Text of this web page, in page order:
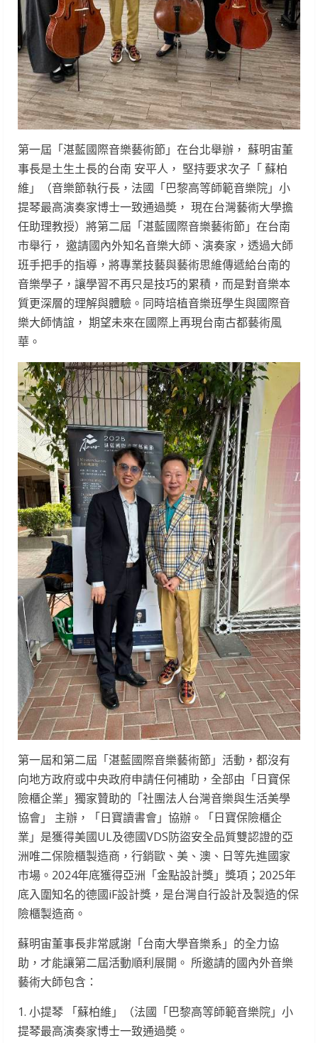
第一屆「湛藍國際音樂藝術節」在台北舉辦， 蘇明宙董
事長是土生土長的台南 安平人， 堅持要求次子「 蘇柏
維」（音樂節執行長，法國「巴黎高等師範音樂院」小
提琴最高演奏家博士一致通過奬， 現在台灣藝術大學擔
任助理教授）將第二屆「湛藍國際音樂藝術節」在台南
市舉行， 邀請國內外知名音樂大師、演奏家，透過大師
班手把手的指導，將專業技藝與藝術思維傳遞給台南的
音樂學子，讓學習不再只是技巧的累積，而是對音樂本
質更深層的理解與體驗。同時培植音樂班學生與國際音
樂大師情誼， 期望未來在國際上再現台南古都藝術風
華。
第一屆和第二屆「湛藍國際音樂藝術節」活動，都沒有
向地方政府或中央政府申請任何補助，全部由「日寶保
險櫃企業」獨家贊助的「社團法人台灣音樂與生活美學
協會」 主辦，「日寶讀書會」協辦。「日寶保險櫃企
業」是獲得美國UL及德國VDS防盜安全品質雙認證的亞
洲唯二保險櫃製造商，行銷歐、美、澳、日等先進國家
市場。2024年底獲得亞洲「金點設計獎」獎項；2025年
底入圍知名的德國iF設計獎，是台灣自行設計及製造的保
險櫃製造商。
蘇明宙董事長非常感謝「台南大學音樂系」的全力協
助，才能讓第二屆活動順利展開。 所邀請的國內外音樂
藝術大師包含：
1. 小提琴 「蘇柏維」（法國「巴黎高等師範音樂院」小
提琴最高演奏家博士一致通過奬。